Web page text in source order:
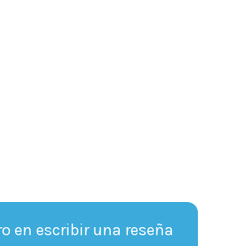
en escribir una reseña